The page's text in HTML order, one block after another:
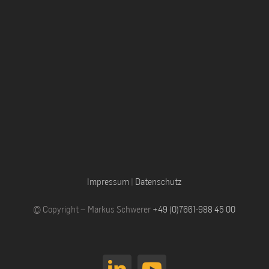
Impressum | Datenschutz
© Copyright – Markus Schwerer +49 (0)7661-988 45 00